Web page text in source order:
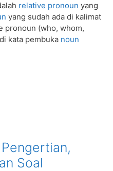
relative pronoun yang
yang sudah ada di kalimat
pronoun (who, whom,
kata pembuka noun
Soal